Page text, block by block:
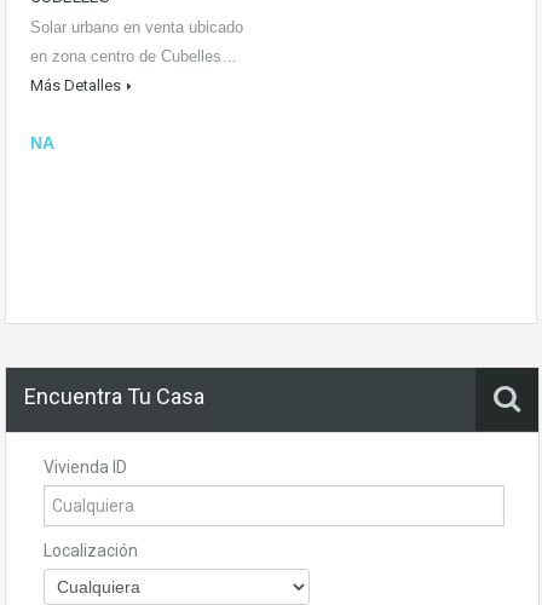
Solar urbano en venta ubicado
en zona centro de Cubelles…
Más Detalles
NA
Encuentra Tu Casa
Vivienda ID
Localización